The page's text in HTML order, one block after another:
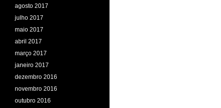
agosto 2017
julho 2017
maio 2017
abril 2017
março 2017
janeiro 2017
dezembro 2016
novembro 2016
outubro 2016